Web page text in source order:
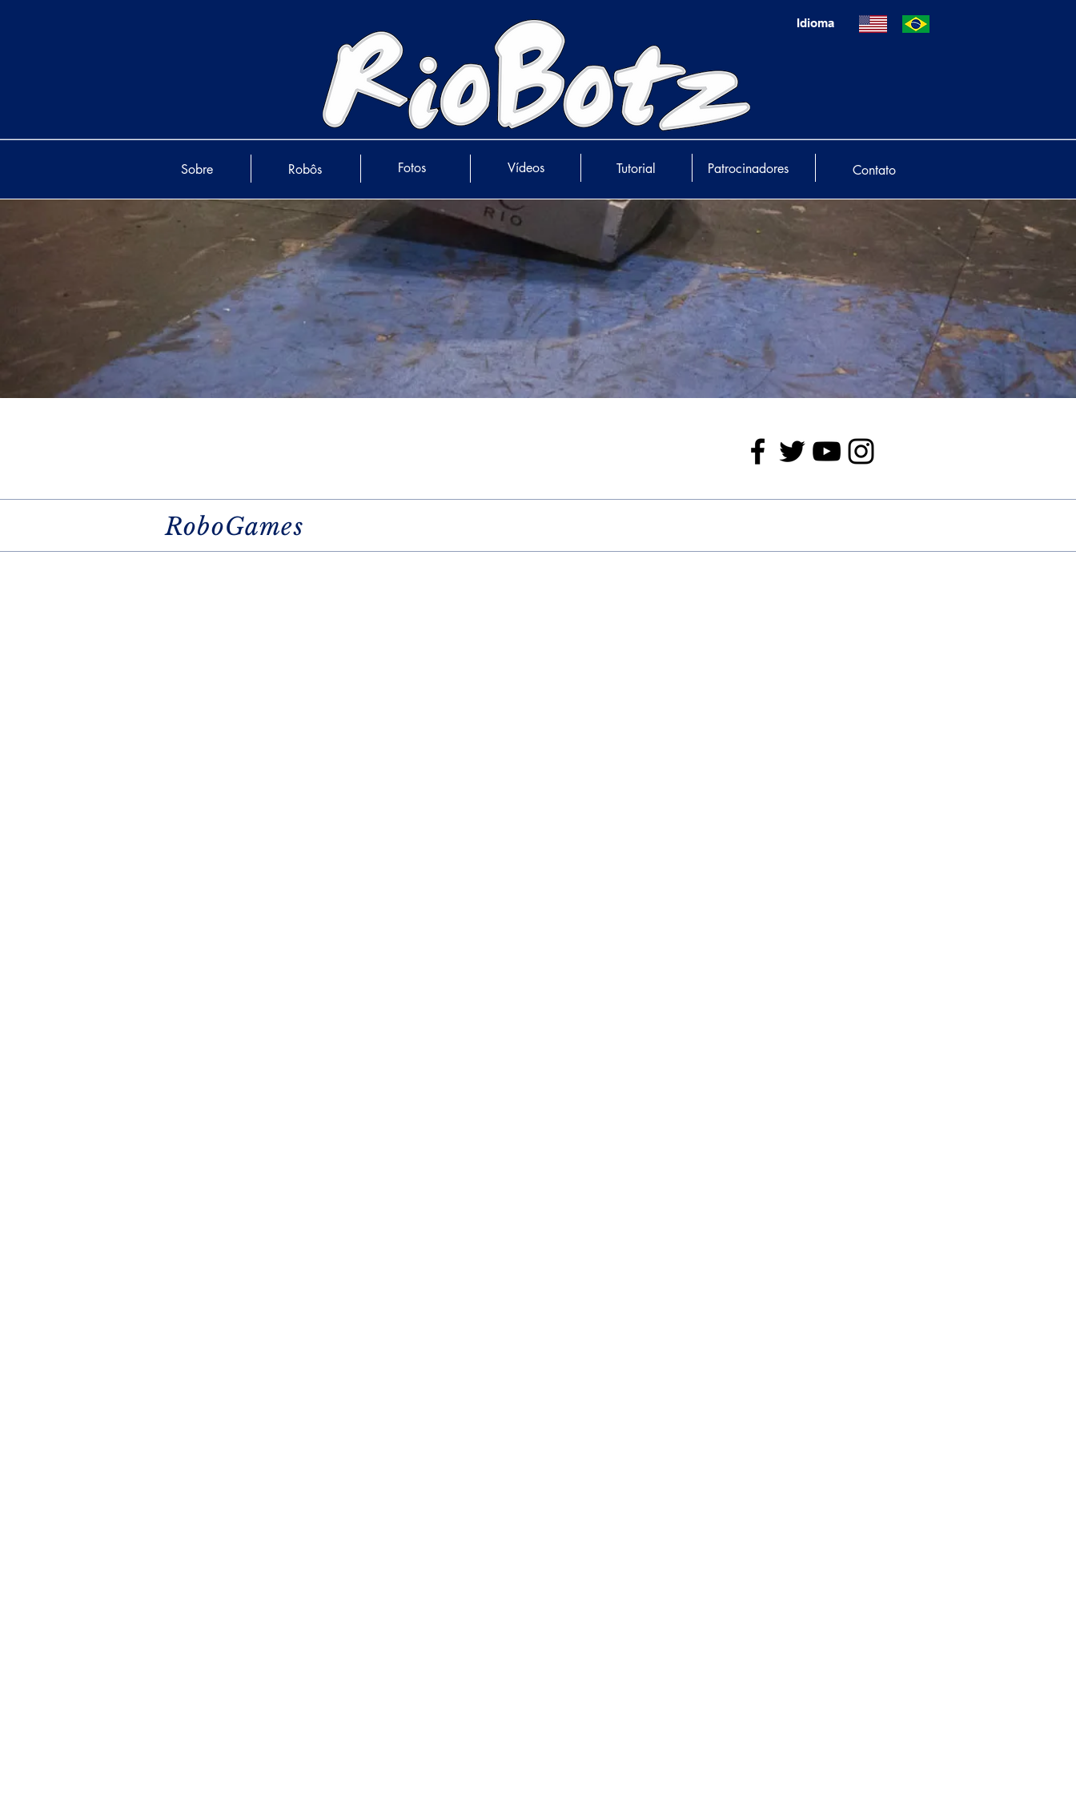
Fotos Vídeos Tutorial Patrocinadores
Robôs
Sobre
Idioma
Contato
RoboGames